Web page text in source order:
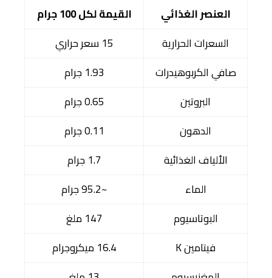
العنصر الغذائي
القيمة لكل 100 جرام
السعرات الحرارية
15 سعر حراري
صافي الكربوهيدرات
1.93 جرام
البروتين
0.65 جرام
الدهون
0.11 جرام
الألياف الغذائية
1.7 جرام
الماء
~95.2 جرام
البوتاسيوم
147 ملغ
فيتامين K
16.4 ميكروجرام